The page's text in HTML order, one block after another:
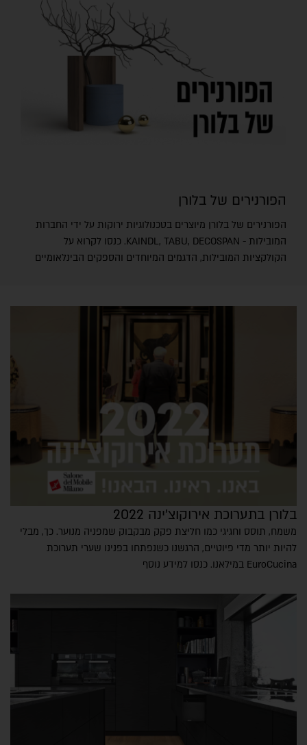
הפורנירים של בלורן
הפורנירים של בלורן מיוצרים בטכנולוגיות ירוקות על ידי החברות
המובילות - KAINDL, TABU, DECOSPAN. כנסו לקרוא על
הקולקציות המובילות, הדגמים המיוחדים והספקים הבינלאומיים
בלורן בתערוכת אירוקוצ'ינה 2022
משמח, תוסס וחגיגי כמו חליצת פקק מבקבוק שמפניה מנוער. כך, מבלי
להיות יותר מדי פיוטיים, הרגשנו כשנפתחו בפנינו שערי תערוכת
EuroCucina במילאנו. כנסו למידע נוסף